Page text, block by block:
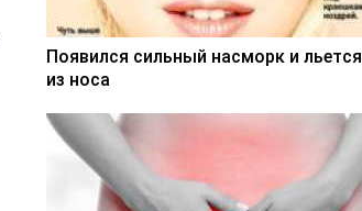
Появился сильный насморк и льется
из носа